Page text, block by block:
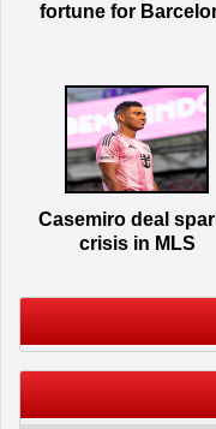
fortune for
Casemiro deal
crisis in MLS